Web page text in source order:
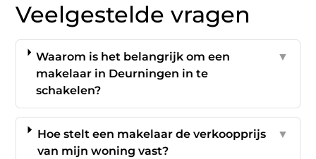
Veelgestelde vragen
Waarom is het belangrijk om een
makelaar in Deurningen in te
schakelen?
▼
Hoe stelt een makelaar de verkoopprijs
van mijn woning vast?
▼